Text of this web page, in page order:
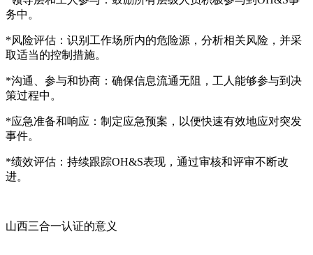
务中。
*风险评估：识别工作场所内的危险源，分析相关风险，并采
取适当的控制措施。
*沟通、参与和协商：确保信息流通无阻，工人能够参与到决
策过程中。
*应急准备和响应：制定应急预案，以便快速有效地应对突发
事件。
*绩效评估：持续跟踪OH&S表现，通过审核和评审不断改
进。
山西三合一认证的意义